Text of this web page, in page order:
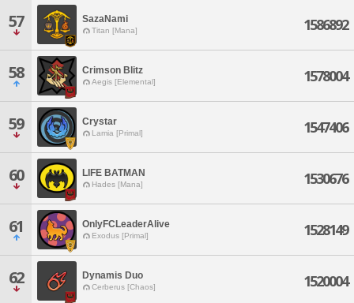
57 SazaNami
Titan [Mana] 1586892
58 Crimson Blitz
Aegis [Elemental] 1578004
59 Crystar
Lamia [Primal] 1547406
60 LIFE BATMAN
Hades [Mana] 1530676
61 OnlyFCLeaderAlive
Exodus [Primal] 1528149
62 Dynamis Duo
Cerberus [Chaos] 1520004